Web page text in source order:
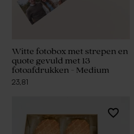
Witte fotobox met strepen en
quote gevuld met 13
fotoafdrukken - Medium
23,81